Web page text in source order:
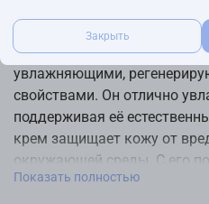
кожей век, где наиболее
особенно мимические
увлажняющими,
свойствами. Он отлично
поддерживая её
крем защищает кожу от
окружающей среды. С его
кожу век идеально мягкой,
Показать полностью
Закрыть